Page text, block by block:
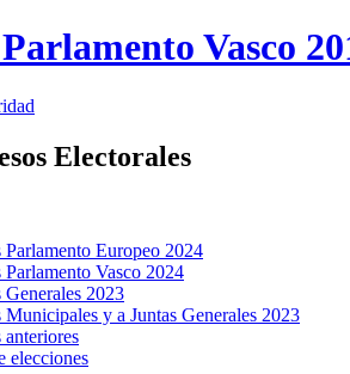
Vasco
Electorales
Parlamento Europeo 2024
Parlamento Vasco 2024
Generales 2023
Municipales y a Juntas Generales 2023
anteriores
elecciones